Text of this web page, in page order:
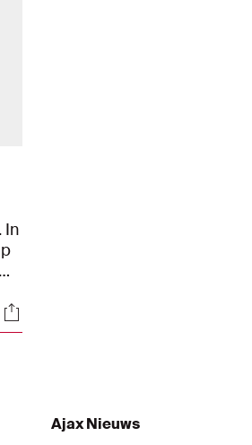
In
Socials
Ajax Nieuws